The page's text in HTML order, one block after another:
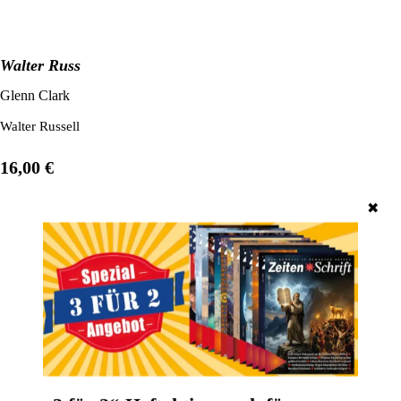
Walter Russel - Vielfalt im Einklang
Glenn Clark
Walter Russell gehört zu den Universalgenies unserer Zeit. Er war ein
16,00 €
1/1
Unsere beliebtesten Produkte
✖